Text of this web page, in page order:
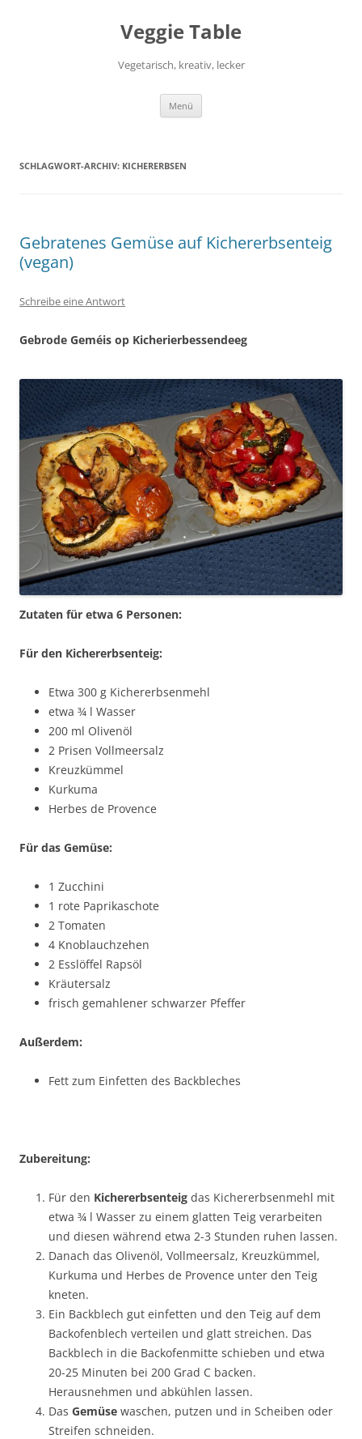
Veggie Table
Vegetarisch, kreativ, lecker
Menü
SCHLAGWORT-ARCHIV: KICHERERBSEN
Gebratenes Gemüse auf Kichererbsenteig
(vegan)
Schreibe eine Antwort
Gebrode Geméis op Kicherierbessendeeg
Zutaten für etwa 6 Personen:
Für den Kichererbsenteig:
Etwa 300 g Kichererbsenmehl
etwa ¾ l Wasser
200 ml Olivenöl
2 Prisen Vollmeersalz
Kreuzkümmel
Kurkuma
Herbes de Provence
Für das Gemüse:
1 Zucchini
1 rote Paprikaschote
2 Tomaten
4 Knoblauchzehen
2 Esslöffel Rapsöl
Kräutersalz
frisch gemahlener schwarzer Pfeffer
Außerdem:
Fett zum Einfetten des Backbleches
Zubereitung:
Für den Kichererbsenteig das Kichererbsenmehl mit
etwa ¾ l Wasser zu einem glatten Teig verarbeiten
und diesen während etwa 2-3 Stunden ruhen lassen.
Danach das Olivenöl, Vollmeersalz, Kreuzkümmel,
Kurkuma und Herbes de Provence unter den Teig
kneten.
Ein Backblech gut einfetten und den Teig auf dem
Backofenblech verteilen und glatt streichen. Das
Backblech in die Backofenmitte schieben und etwa
20-25 Minuten bei 200 Grad C backen.
Herausnehmen und abkühlen lassen.
Das Gemüse waschen, putzen und in Scheiben oder
Streifen schneiden.